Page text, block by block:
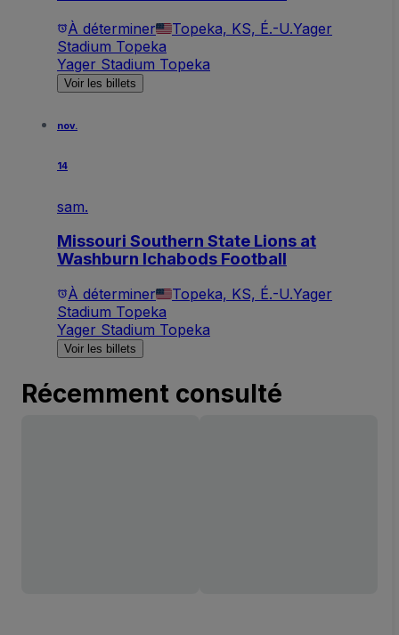
À déterminer Topeka, KS, É.-U.Yager
Stadium Topeka
Yager Stadium Topeka
Voir les billets
nov.
14
sam.
Missouri Southern State Lions at
Washburn Ichabods Football
À déterminer Topeka, KS, É.-U.Yager
Stadium Topeka
Yager Stadium Topeka
Voir les billets
Récemment consulté